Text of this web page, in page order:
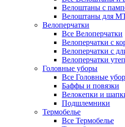
Велоштаны с
Велоштаны для
Велоперчатки
Все Велоперчатки
Велоперчатки с
Велоперчатки с
Велоперчатки
Головные уборы
Все Головные
Баффы и повязки
Велокепки и
Подшлемники
Термобелье
Все Термобелье